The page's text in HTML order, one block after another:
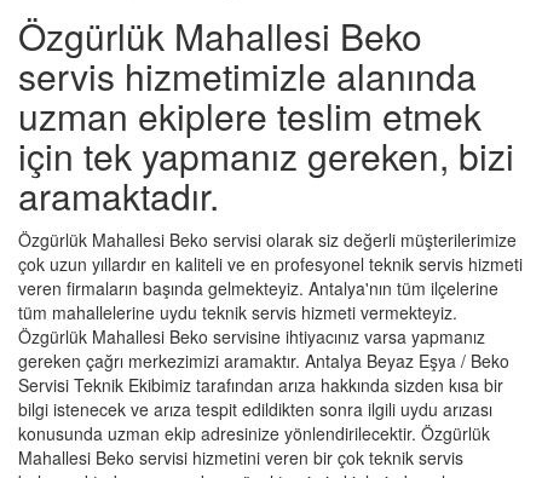
Özgürlük Mahallesi Beko
servis hizmetimizle alanında
uzman ekiplere teslim etmek
için tek yapmanız gereken, bizi
aramaktadır.
Özgürlük Mahallesi Beko servisi olarak siz değerli müşterilerimize
çok uzun yıllardır en kaliteli ve en profesyonel teknik servis hizmeti
veren firmaların başında gelmekteyiz. Antalya'nın tüm ilçelerine
tüm mahallelerine uydu teknik servis hizmeti vermekteyiz.
Özgürlük Mahallesi Beko servisine ihtiyacınız varsa yapmanız
gereken çağrı merkezimizi aramaktır. Antalya Beyaz Eşya / Beko
Servisi Teknik Ekibimiz tarafından arıza hakkında sizden kısa bir
bilgi istenecek ve arıza tespit edildikten sonra ilgili uydu arızası
konusunda uzman ekip adresinize yönlendirilecektir. Özgürlük
Mahallesi Beko servisi hizmetini veren bir çok teknik servis